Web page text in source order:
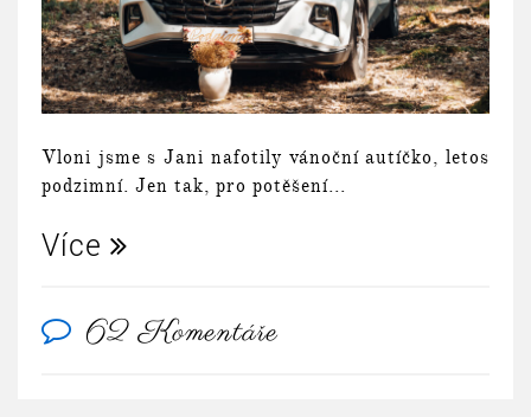
Vloni jsme s Jani nafotily vánoční autíčko, letos
podzimní. Jen tak, pro potěšení...
Více
62 Komentáře